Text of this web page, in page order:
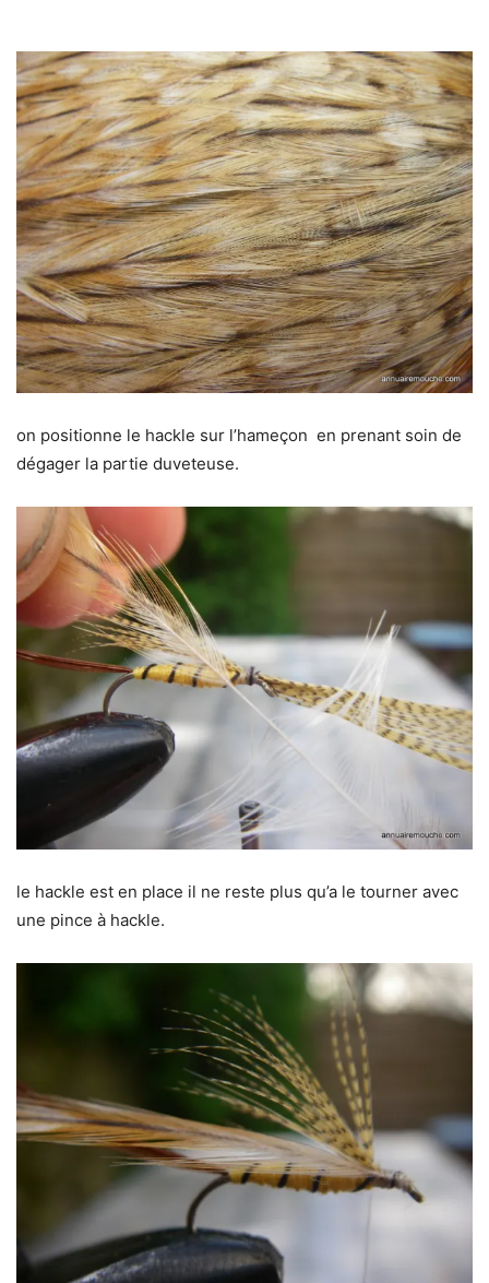
on positionne le hackle sur l’hameçon en prenant soin de
dégager la partie duveteuse.
le hackle est en place il ne reste plus qu’a le tourner avec
une pince à hackle.